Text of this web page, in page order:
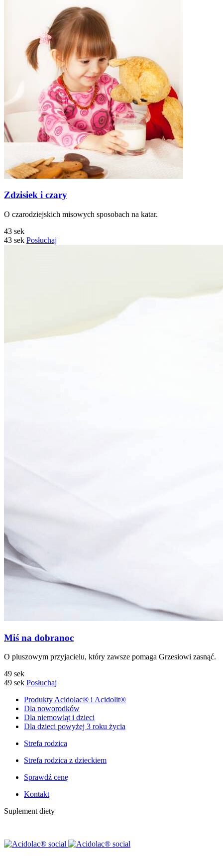
Zdzisiek i czary
O czarodziejskich misowych sposobach na katar.
43 sek
43 sek Posłuchaj
Miś na dobranoc
O pluszowym przyjacielu, który zawsze pomaga Grzesiowi zasnąć.
49 sek
49 sek Posłuchaj
Produkty Acidolac® i Acidolit®
Dla noworodków
Dla niemowląt i dzieci
Dla dzieci powyżej 3 roku życia
Strefa rodzica
Strefa rodzica z dzieckiem
Sprawdź cenę
Kontakt
Suplement diety